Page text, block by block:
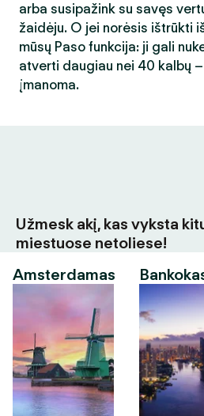
arba susipažink su savęs
žaidėju. O jei norėsis ištrūkti
mūsų Paso funkcija: ji gali
atverti daugiau nei 40 kalbų –
įmanoma.
Užmesk akį, kas vyksta
miestuose netoliese!
Amsterdamas